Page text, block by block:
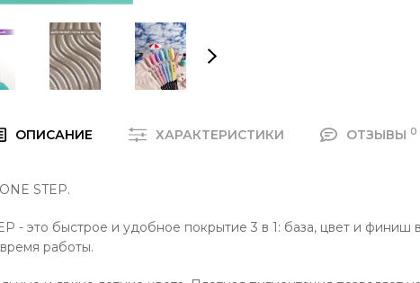
ОПИСАНИЕ ХАРАКТЕРИСТИКИ ОТЗЫВЫ 0
STEP.
- это быстрое и удобное покрытие 3 в 1: база, цвет и
работы.